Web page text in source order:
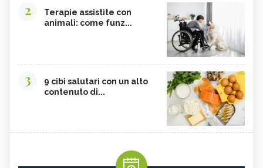
2
Terapie assistite con
animali: come funz...
3
9 cibi salutari con un alto
contenuto di...